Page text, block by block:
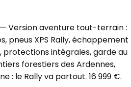
— Version aventure tout-terrain :
pneus XPS Rally, échappement
protections intégrales, garde au
forestiers des Ardennes,
: le Rally va partout. 16 999 €.